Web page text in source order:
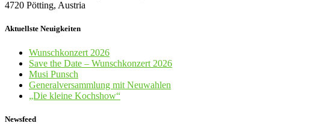
4720 Pötting, Austria
Aktuellste Neuigkeiten
Wunschkonzert 2026
Save the Date – Wunschkonzert 2026
Musi Punsch
Generalversammlung mit Neuwahlen
„Die kleine Kochshow“
Newsfeed